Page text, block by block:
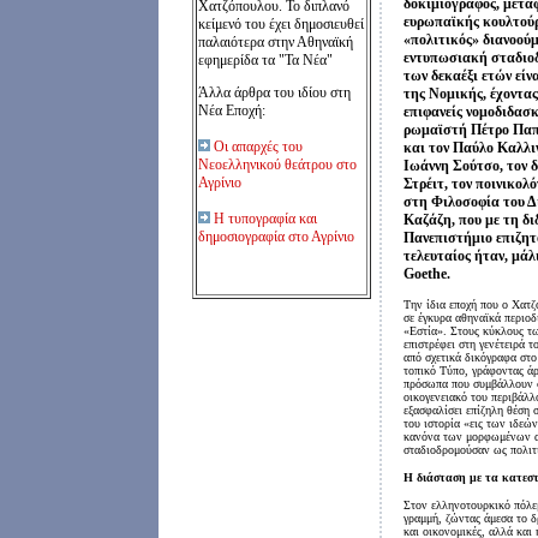
Χατζόπουλου. Το διπλανό
κείμενό του έχει δημοσιευθεί
παλαιότερα στην Αθηναϊκή
εφημερίδα τα "Τα Νέα"
Άλλα άρθρα του ιδίου στη
Νέα Εποχή:
Οι απαρχές του
Νεοελληνικού θεάτρου στο
Αγρίνιο
Η τυπογραφία και
δημοσιογραφία στο Αγρίνιο
δοκιμιογράφος,
ευρωπαϊκής
«πολιτικός»
εντυπωσιακή
των δεκαέξι ετών
της Νομικής,
επιφανείς
ρωμαϊστή Πέτρο
και τον Παύλο
Ιωάννη Σούτσο, τον
Στρέιτ, τον
στη Φιλοσοφία του
Καζάζη, που με τη
Πανεπιστήμιο
τελευταίος ήταν,
Goethe.
Την ίδια εποχή που ο
σε έγκυρα αθηναϊκά
«Εστία». Στους κύκλους
επιστρέφει στη γενέτειρά
από σχετικά δικόγραφα
τοπικό Τύπο, γράφοντας
πρόσωπα που συμβάλλουν
οικογενειακό του
εξασφαλίσει επίζηλη
του ιστορία «εις των
κανόνα των μορφωμένων
σταδιοδρομούσαν ως
Η διάσταση με τα
Στον ελληνοτουρκικό
γραμμή, ζώντας άμεσα το
και οικονομικές, αλλά